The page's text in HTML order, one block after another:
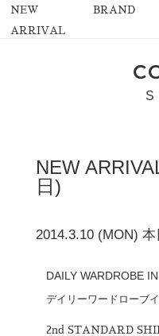
NEW
ARRIVAL
BRAND
NEW
日)
2014.3.10 (MON)
DAILY WARDROBE
デイリーワードローブ
2nd STANDARD